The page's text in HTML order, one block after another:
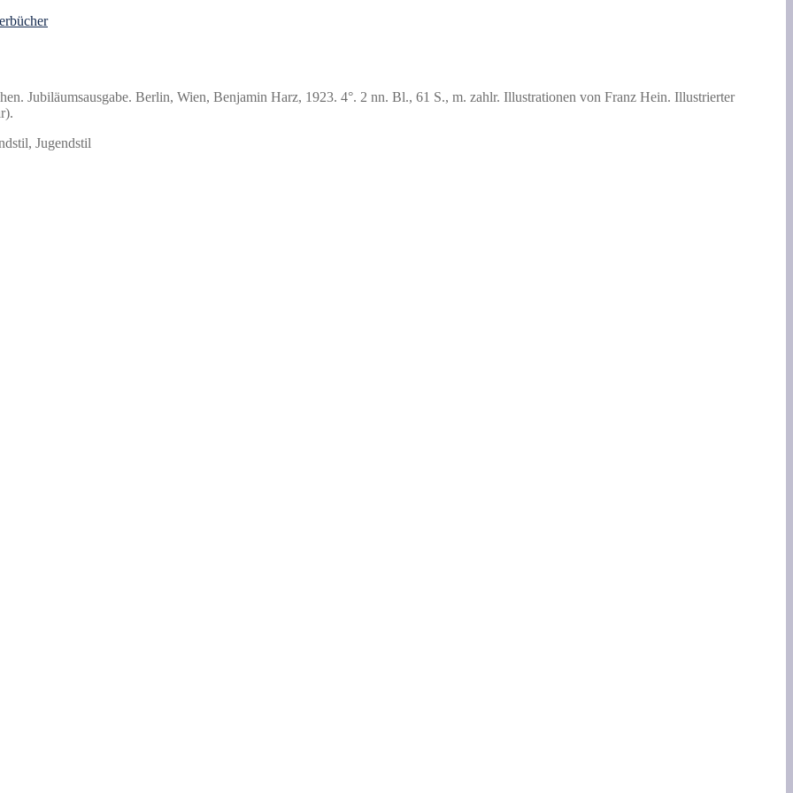
Jubiläumsausgabe. Berlin, Wien, Benjamin Harz, 1923. 4°. 2 nn. Bl., 61 S., m. zahlr. Illustrationen von Franz Hein. Illustrierter
Jugendstil